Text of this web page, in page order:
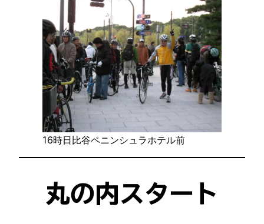
16時日比谷ペニンシュラホテル前
丸の内スタート